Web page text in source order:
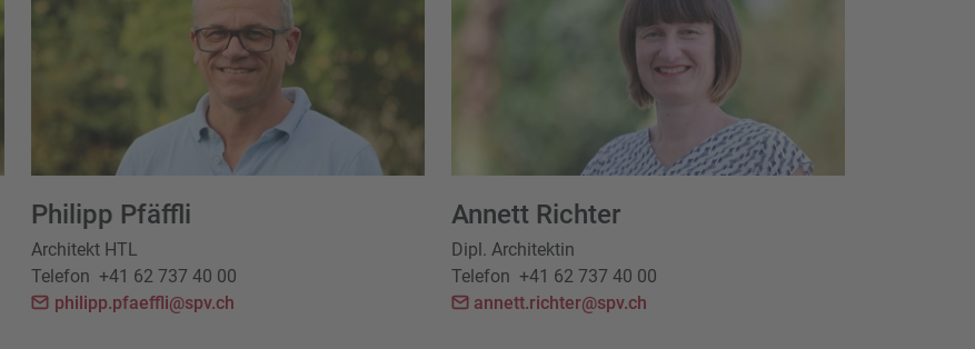
Philipp Pfäffli
Architekt HTL
Telefon +41 62 737 40 00
philipp.pfaeffli@spv.ch
Annett Richter
Dipl. Architektin
Telefon +41 62 737 40 00
annett.richter@spv.ch